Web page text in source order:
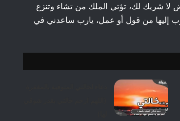
لا شريك لك، تؤتي الملك من تشاء وتنزع
إليها من قول أو عمل، يارب ساعدني في